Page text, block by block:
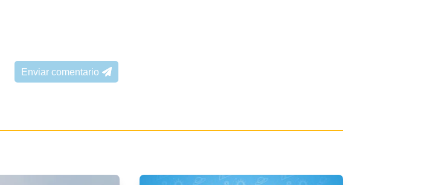
Enviar comentario